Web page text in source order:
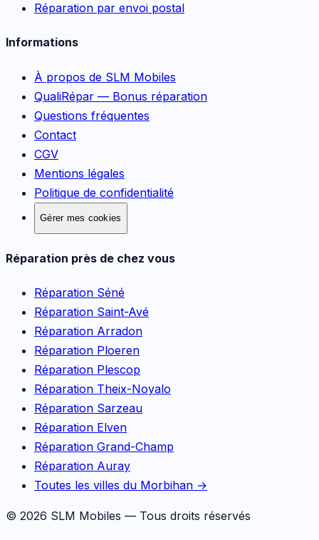
Réparation par envoi postal
Informations
À propos de SLM Mobiles
QualiRépar — Bonus réparation
Questions fréquentes
Contact
CGV
Mentions légales
Politique de confidentialité
Gérer mes cookies
Réparation près de chez vous
Réparation Séné
Réparation Saint-Avé
Réparation Arradon
Réparation Ploeren
Réparation Plescop
Réparation Theix-Noyalo
Réparation Sarzeau
Réparation Elven
Réparation Grand-Champ
Réparation Auray
Toutes les villes du Morbihan →
© 2026 SLM Mobiles — Tous droits réservés